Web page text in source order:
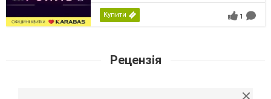
Купити 1
Рецензія